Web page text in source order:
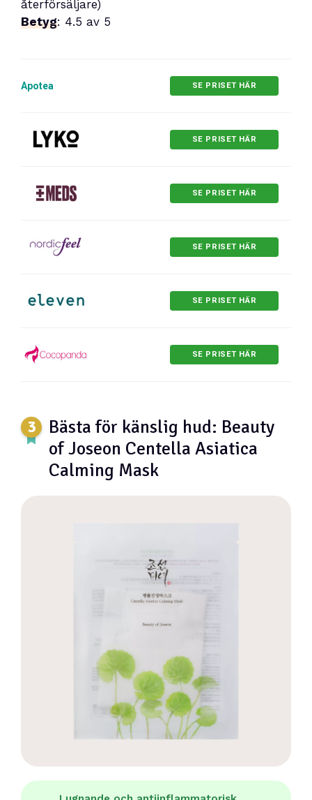
återförsäljare)
Betyg: 4.5 av 5
Apotea SE PRISET HÄR
SE PRISET HÄR
SE PRISET HÄR
SE PRISET HÄR
SE PRISET HÄR
SE PRISET HÄR
Bästa för känslig hud: Beauty
of Joseon Centella Asiatica
Calming Mask